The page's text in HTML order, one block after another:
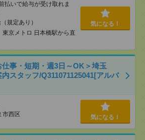
払いで給与が受け取れま
規定あり）
京メトロ 日本橋駅から直
気になる！
仕事・短期・週3日～OK＞埼玉
スタッフ/Q311071125041[アルバ
市西区 気になる！